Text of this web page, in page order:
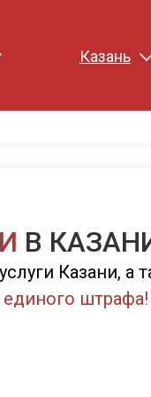
Казань
В
Казани, а
единого